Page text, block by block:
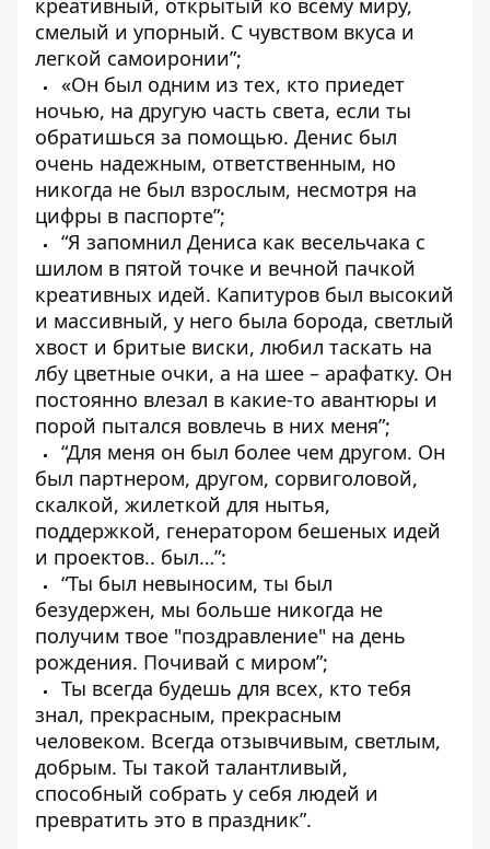
креативный, открытый ко всему миру,
смелый и упорный. С чувством вкуса и
легкой самоиронии”;
«Он был одним из тех, кто приедет
ночью, на другую часть света, если ты
обратишься за помощью. Денис был
очень надежным, ответственным, но
никогда не был взрослым, несмотря на
цифры в паспорте”;
“Я запомнил Дениса как весельчака с
шилом в пятой точке и вечной пачкой
креативных идей. Капитуров был высокий
и массивный, у него была борода, светлый
хвост и бритые виски, любил таскать на
лбу цветные очки, а на шее – арафатку. Он
постоянно влезал в какие-то авантюры и
порой пытался вовлечь в них меня”;
“Для меня он был более чем другом. Он
был партнером, другом, сорвиголовой,
скалкой, жилеткой для нытья,
поддержкой, генератором бешеных идей
и проектов.. был…”:
“Ты был невыносим, ​​ты был
безудержен, мы больше никогда не
получим твое "поздравление" на день
рождения. Почивай с миром”;
Ты всегда будешь для всех, кто тебя
знал, прекрасным, прекрасным
человеком. Всегда отзывчивым, светлым,
добрым. Ты такой талантливый,
способный собрать у себя людей и
превратить это в праздник”.